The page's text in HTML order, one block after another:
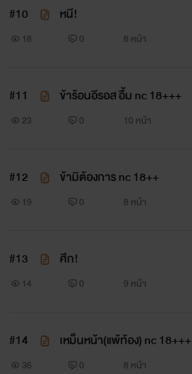
#10 หนี!
18 0 8 หน้า
#11 ข้าร้อนอีรอส อื้ม nc 18+++
23 0 10 หน้า
#12 ข้ามิต้องการ nc 18++
19 0 8 หน้า
#13 ศึก!
14 0 9 หน้า
#14 เหม็นหน้า(แพ้ท้อง) nc 18+++
36 0 8 หน้า